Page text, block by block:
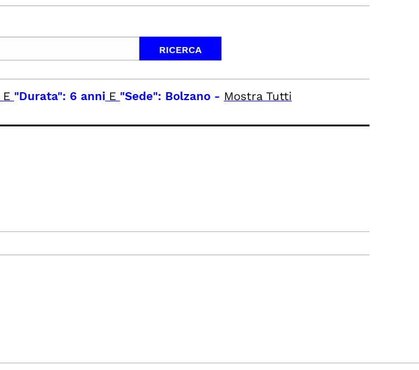
E "Durata": 6 anni E "Sede": Bolzano - Mostra Tutti